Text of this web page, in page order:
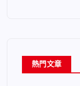
熱門文章